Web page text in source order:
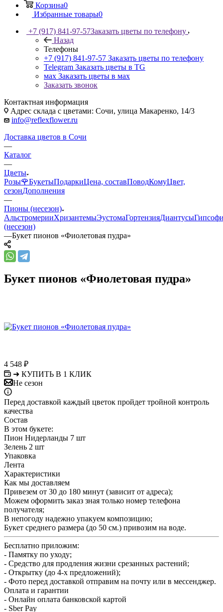
Корзина0
Избранные товары0
+7 (917) 841-97-57Заказать цветы по телефону
Назад
Телефоны
+7 (917) 841-97-57 Заказать цветы по телефону
Telegram Заказать цветы в TG
мах Заказать цветы в мах
Заказать звонок
Контактная информация
Адрес склада с цветами: Сочи, улица Макаренко, 14/3
info@reflexflower.ru
Доставка цветов в Сочи
—
Каталог
—
Цветы
Розы🌹БукетыПодаркиЦена, составПоводКомуЦвет,
сезонДополнения
—
Пионы (несезон)
АльстромерииХризантемыЭустомаГортензияДиантусы
(несезон)
—Букет пионов «Фиолетовая пудра»
Букет пионов «Фиолетовая пудра»
4 548 ₽
➜ КУПИТЬ В 1 КЛИК
Не сезон
Перед доставкой каждый цветок пройдет тройной контроль
качества
Состав
В этом букете:
Пион Нидерланды 7 шт
Зелень 2 шт
Упаковка
Лента
Характеристики
Как мы доставляем
Привезем от 30 до 180 минут (зависит от адреса);
Можем оформить заказ зная только номер телефона
получателя;
В непогоду надежно упакуем композицию;
Букет среднего размера (до 50 см.) привозим на воде.
Бесплатно приложим:
- Памятку по уходу;
- Средство для продления жизни срезанных растений;
- Открытку (до 4-х предложений);
- Фото перед доставкой отправим на почту или в мессенджер.
Оплата и гарантии
- Онлайн оплата банковской картой
- Sber Pay